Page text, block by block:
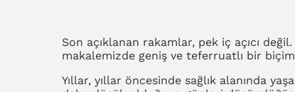
Son açıklanan rakamlar, pek iç açıcı
makalemizde geniş ve teferruatlı bir
Yıllar, yıllar öncesinde sağlık alanında